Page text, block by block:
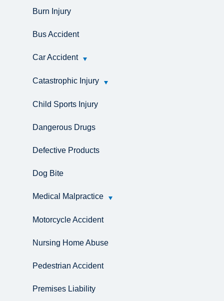
Burn Injury
Bus Accident
Car Accident
Catastrophic Injury
Child Sports Injury
Dangerous Drugs
Defective Products
Dog Bite
Medical Malpractice
Motorcycle Accident
Nursing Home Abuse
Pedestrian Accident
Premises Liability